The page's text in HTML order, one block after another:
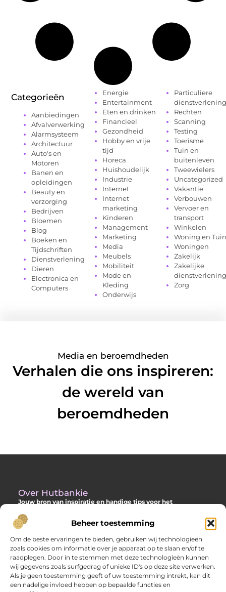
Beheer toestemming
Om de beste ervaringen te bieden, gebruiken wij technologieën
zoals cookies om informatie over je apparaat op te slaan en/of te
raadplegen. Door in te stemmen met deze technologieën kunnen
wij gegevens zoals surfgedrag of unieke ID's op deze site verwerken.
Als je geen toestemming geeft of uw toestemming intrekt, kan dit
een nadelige invloed hebben op bepaalde functies en
Categorieën
Aanbiedingen
Afvalverwerking
Alarmsysteem
Architectuur
Auto's en
Motoren
Banen en
opleidingen
Beauty en
verzorging
Bedrijven
Bloemen
Blog
Boeken en
Tijdschriften
Dienstverlening
Dieren
Electronica en
Computers
Energie
Entertainment
Eten en drinken
Financieel
Gezondheid
Hobby en vrije
tijd
Horeca
Huishoudelijk
Industrie
Internet
Internet
marketing
Kinderen
Management
Marketing
Media
Meubels
Mobiliteit
Mode en
Kleding
Onderwijs
Particuliere
dienstverlening
Rechten
Scanning
Testing
Toerisme
Tuin en
buitenleven
Tweewielers
Uncategorized
Vakantie
Verbouwen
Vervoer en
transport
Winkelen
Woning en Tuin
Woningen
Zakelijk
Zakelijke
dienstverlening
Zorg
Media en beroemdheden
Verhalen die ons inspireren:
de wereld van
beroemdheden
Over Hutbankie
Jouw bron van inspiratie en handige tips voor het
Ontdek een ruime collectie blogs en artikelen die je helpen om
het meeste uit je buitenruimte te halen, met praktische
adviezen en verrassende ideeën voor je tuin, veranda of andere
buitenplekken.
Bericht categorie